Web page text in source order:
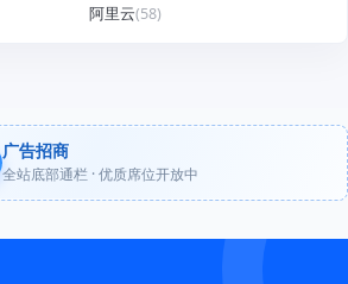
阿里云(58)
广告招商
全站底部通栏 · 优质席位开放中